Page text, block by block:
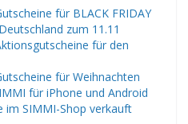
für BLACK FRIDAY
zum 11.11
für den
für Weihnachten
für iPhone und Android
im SIMMI-Shop verkauft